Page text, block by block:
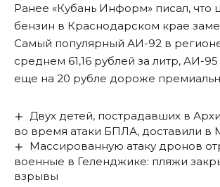
Ранее «Кубань Информ» писал, что
бензин в Краснодарском крае
Самый популярный АИ-92 в
среднем 61,16 рублей за литр, АИ-
еще на 20 рубле дороже
Двух детей, пострадавших в
во время атаки БПЛА, доставили в
Массированную атаку дронов
военные в Геленджике: пляжи
взрывы